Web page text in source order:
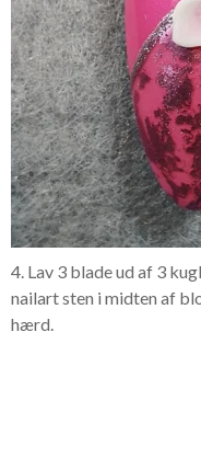
4. Lav 3 blade ud af 3
nailart sten i midten af
hærd.